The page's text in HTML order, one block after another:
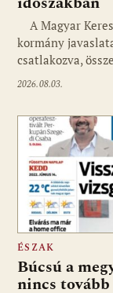
A Magyar
kormány
csatlakozva,
2026.08.03.
ÉSZAK
Búcsú a
nincs tovább